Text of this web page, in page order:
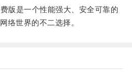
是一个性能强大、安全可靠的
络世界的不二选择。